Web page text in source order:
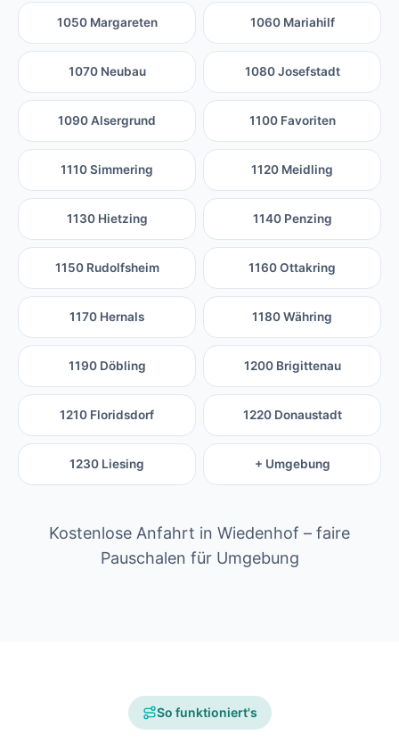
1050 Margareten 1060 Mariahilf
1070 Neubau 1080 Josefstadt
1090 Alsergrund 1100 Favoriten
1110 Simmering 1120 Meidling
1130 Hietzing 1140 Penzing
1150 Rudolfsheim 1160 Ottakring
1170 Hernals 1180 Währing
1190 Döbling 1200 Brigittenau
1210 Floridsdorf 1220 Donaustadt
1230 Liesing + Umgebung
Kostenlose Anfahrt in Wiedenhof – faire
Pauschalen für Umgebung
So funktioniert's